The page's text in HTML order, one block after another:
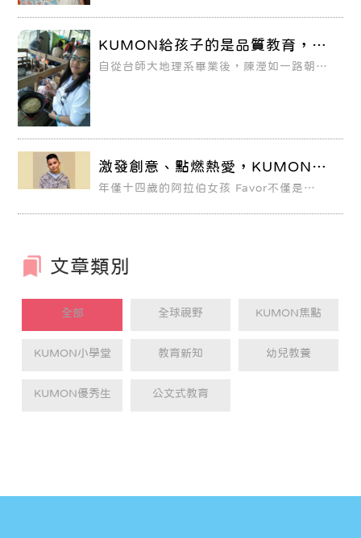
好，讓她很有成就感。
KUMON給孩子的是品質教育，而
非速成補教
自從台師大地理系畢業後，陳瀅如一路朝著
激發創意、點燃熱愛，KUMON開
啟無限可能
年僅十四歲的阿拉伯女孩 Favor不僅是
聯合國大使、學術界教授、外交使團成員等
眾多的肯定與迴響。英國圖書館甚至大量購
益。
文章類別
全部 全球視野 KUMON焦點
KUMON小學堂 教育新知 幼兒教養
KUMON優秀生 公文式教育